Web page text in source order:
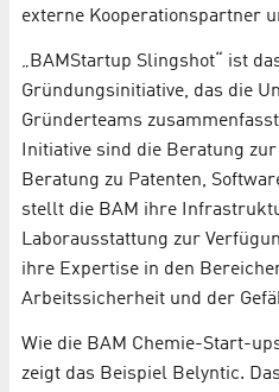
externe Kooperationspartner
„BAMStartup Slingshot“ ist
Gründungsinitiative, das die
Gründerteams
Initiative sind die Beratung
Beratung zu Patenten,
stellt die BAM ihre
Laborausstattung zur
ihre Expertise in den
Arbeitssicherheit und der
Wie die BAM Chemie-Start-
zeigt das Beispiel Belyntic.